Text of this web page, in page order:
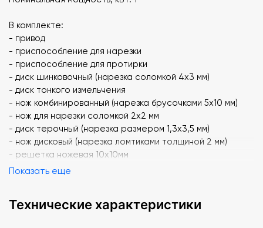
В комплекте:
- привод
- приспособление для нарезки
- приспособление для протирки
- диск шинковочный (нарезка соломкой 4х3 мм)
- диск тонкого измельчения
- нож комбинированный (нарезка брусочками 5х10 мм)
- нож для нарезки соломкой 2х2 мм
- диск терочный (нарезка размером 1,3х3,5 мм)
- нож дисковый (нарезка ломтиками толщиной 2 мм)
- решетка ножевая 10х10мм
- нож дисковый 10 мм
- прочистка
Показать еще
Технические характеристики